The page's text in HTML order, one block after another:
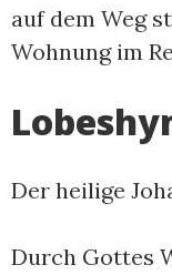
auf dem Weg
Wohnung im
Der heilige
Durch Gottes